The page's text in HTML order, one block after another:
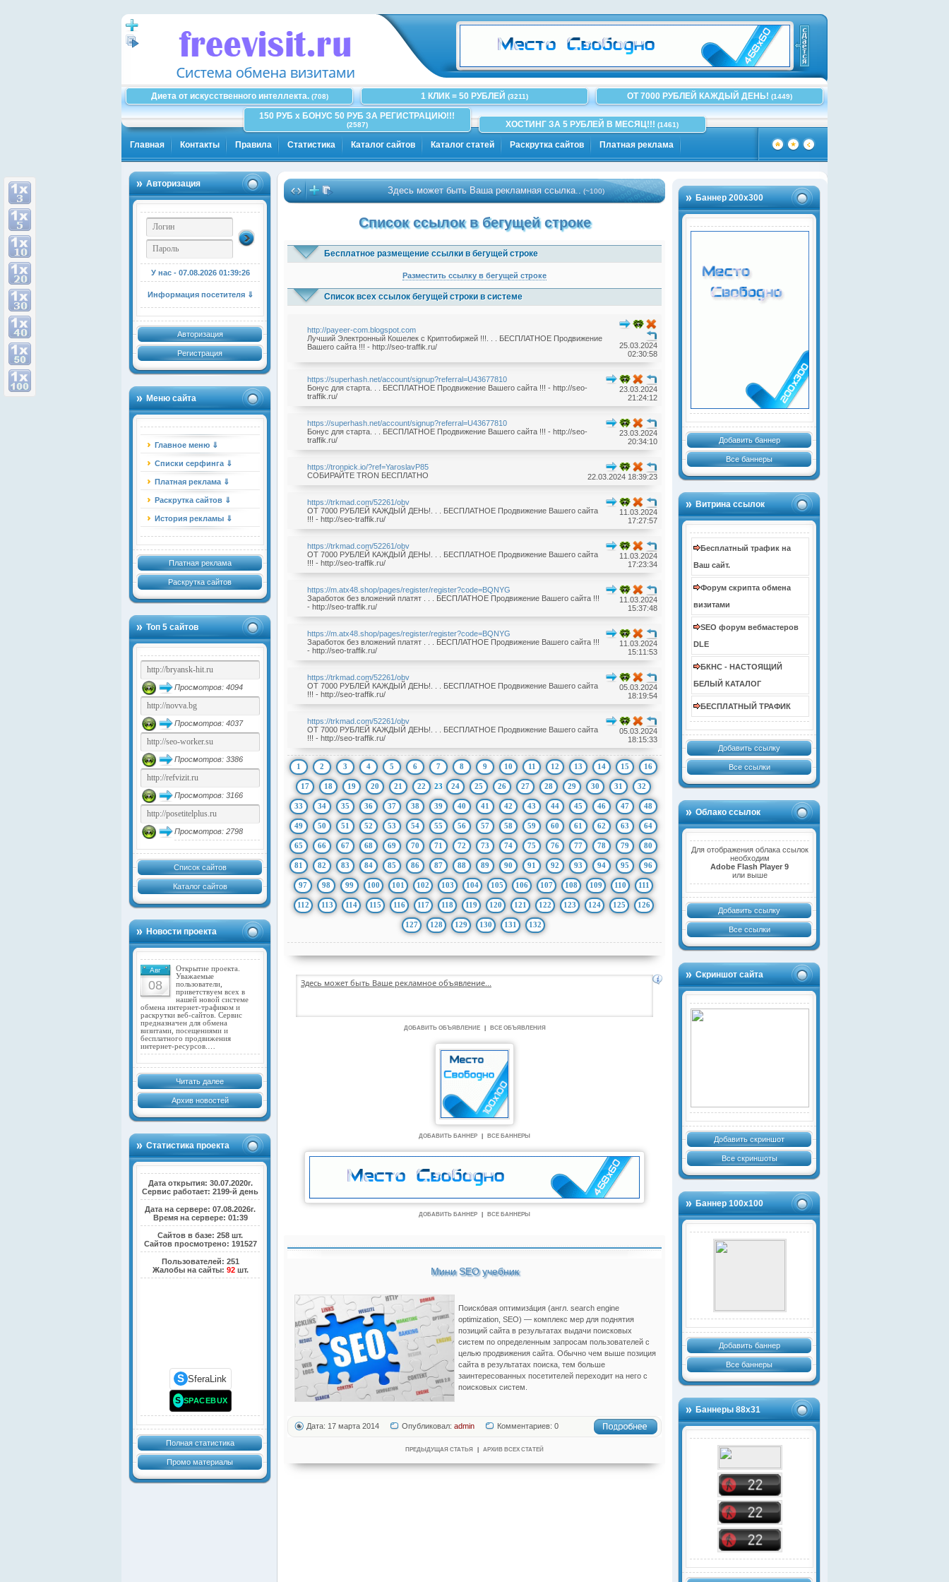
Диета от искусственного интеллекта.(708) 1 КЛИК = 50 РУБЛЕЙ (3211) ОТ 7000 РУБЛЕЙ КАЖДЫЙ ДЕНЬ! (1449)
150 РУБ x БОНУС 50 РУБ ЗА РЕГИСТРАЦИЮ!!!
(2587) ХОСТИНГ ЗА 5 РУБЛЕЙ В МЕСЯЦ!!! (1461)
Главная Контакты Правила Статистика Каталог сайтов Каталог статей Раскрутка сайтов Платная реклама
Авторизация
У нас - 07.08.2026 01:39:27
Информация посетителя ⇓
Авторизация
Регистрация
Меню сайта
Главное меню ⇓
Списки серфинга ⇓
Платная реклама ⇓
Раскрутка сайтов ⇓
История рекламы ⇓
Платная реклама
Раскрутка сайтов
Топ 5 сайтов
Просмотров: 4094
Просмотров: 4037
Просмотров: 3386
Просмотров: 3166
Просмотров: 2798
Список сайтов
Каталог сайтов
Новости проекта
Авг
08
Открытие проекта.
Уважаемые
пользователи,
приветствуем всех в
нашей новой системе
обмена интернет-трафиком и
раскрутки веб-сайтов. Сервис
предназначен для обмена
визитами, посещениями и
бесплатного продвижения
интернет-ресурсов.…
Читать далее
Архив новостей
Статистика проекта
Дата открытия: 30.07.2020г.
Сервис работает: 2199-й день
Дата на сервере: 07.08.2026г.
Время на сервере: 01:39
Сайтов в базе: 258 шт.
Сайтов просмотрено: 191527
Пользователей: 251
Жалобы на сайты: 92шт.
S SferaLink
S SPACEBUX
Полная статистика
Промо материалы
Баннер 200х300
Добавить баннер
Все баннеры
Витрина ссылок
Бесплатный трафик на
Ваш сайт.
Форум скрипта обмена
визитами
SEO форум вебмастеров
DLE
БКНС - НАСТОЯЩИЙ
БЕЛЫЙ КАТАЛОГ
БЕСПЛАТНЫЙ ТРАФИК
Добавить ссылку
Все ссылки
Облако ссылок
Для отображения облака ссылок
необходим
Adobe Flash Player 9
или выше
Добавить ссылку
Все ссылки
Скриншот сайта
Добавить скриншот
Все скриншоты
Баннер 100х100
Добавить баннер
Все баннеры
Баннеры 88х31
Здесь может быть Ваша рекламная ссылка..(~100)
Список ссылок в бегущей строке
Бесплатное размещение ссылки в бегущей строке
Разместить ссылку в бегущей строке
Список всех ссылок бегущей строки в системе
http://payeer-com.blogspot.com
Лучший Электронный Кошелек с Криптобиржей !!!. . . БЕСПЛАТНОЕ Продвижение
Вашего сайта !!! - http://seo-traffik.ru/
25.03.2024
02:30:58
https://superhash.net/account/signup?referral=U43677810
Бонус для старта. . . БЕСПЛАТНОЕ Продвижение Вашего сайта !!! - http://seo-
traffik.ru/
23.03.2024
21:24:12
https://superhash.net/account/signup?referral=U43677810
Бонус для старта. . . БЕСПЛАТНОЕ Продвижение Вашего сайта !!! - http://seo-
traffik.ru/
23.03.2024
20:34:10
https://tronpick.io/?ref=YaroslavP85
СОБИРАЙТЕ TRON БЕСПЛАТНО
22.03.2024 18:39:23
https://trkmad.com/52261/obv
ОТ 7000 РУБЛЕЙ КАЖДЫЙ ДЕНЬ!. . . БЕСПЛАТНОЕ Продвижение Вашего сайта
!!! - http://seo-traffik.ru/
11.03.2024
17:27:57
https://trkmad.com/52261/obv
ОТ 7000 РУБЛЕЙ КАЖДЫЙ ДЕНЬ!. . . БЕСПЛАТНОЕ Продвижение Вашего сайта
!!! - http://seo-traffik.ru/
11.03.2024
17:23:34
https://m.atx48.shop/pages/register/register?code=BQNYG
Заработок без вложений платят . . . БЕСПЛАТНОЕ Продвижение Вашего сайта !!!
- http://seo-traffik.ru/
11.03.2024
15:37:48
https://m.atx48.shop/pages/register/register?code=BQNYG
Заработок без вложений платят . . . БЕСПЛАТНОЕ Продвижение Вашего сайта !!!
- http://seo-traffik.ru/
11.03.2024
15:11:53
https://trkmad.com/52261/obv
ОТ 7000 РУБЛЕЙ КАЖДЫЙ ДЕНЬ!. . . БЕСПЛАТНОЕ Продвижение Вашего сайта
!!! - http://seo-traffik.ru/
05.03.2024
18:19:54
https://trkmad.com/52261/obv
ОТ 7000 РУБЛЕЙ КАЖДЫЙ ДЕНЬ!. . . БЕСПЛАТНОЕ Продвижение Вашего сайта
!!! - http://seo-traffik.ru/
05.03.2024
18:15:33
1 2 3 4 5 6 7 8 9 10 11 12 13 14 15 16
17 18 19 20 21 22 23 24 25 26 27 28 29 30 31 32
33 34 35 36 37 38 39 40 41 42 43 44 45 46 47 48
49 50 51 52 53 54 55 56 57 58 59 60 61 62 63 64
65 66 67 68 69 70 71 72 73 74 75 76 77 78 79 80
81 82 83 84 85 86 87 88 89 90 91 92 93 94 95 96
97 98 99 100 101 102 103 104 105 106 107 108 109 110 111
112 113 114 115 116 117 118 119 120 121 122 123 124 125 126
127 128 129 130 131 132
Здесь может быть Ваше рекламное объявление...
ДОБАВИТЬ ОБЪЯВЛЕНИЕ ВСЕ ОБЪЯВЛЕНИЯ
ДОБАВИТЬ БАННЕР ВСЕ БАННЕРЫ
ДОБАВИТЬ БАННЕР ВСЕ БАННЕРЫ
Мини SEO учебник
Поиско́вая оптимиза́ция (англ. search engine
optimization, SEO) — комплекс мер для поднятия
позиций сайта в результатах выдачи поисковых
систем по определенным запросам пользователей с
целью продвижения сайта. Обычно чем выше позиция
сайта в результатах поиска, тем больше
заинтересованных посетителей переходит на него с
поисковых систем.
Дата: 17 марта 2014 Опубликовал: admin Комментариев: 0
ПРЕДЫДУЩАЯ СТАТЬЯ АРХИВ ВСЕХ СТАТЕЙ